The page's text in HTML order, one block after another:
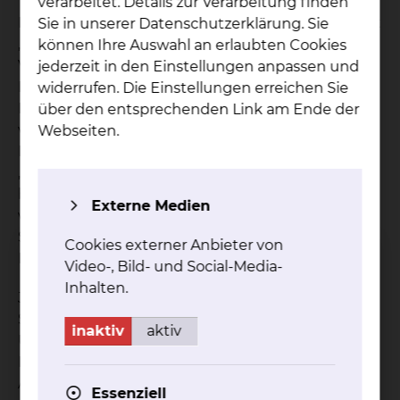
Der Bundesverband Frühgeborene e. V. überreicht
„Lewis“ an das skbs. Dr. med. Maria Hitzschke ist
Vorsitzende des Verbandes und überbringt die
Frühchenpuppe persönlich: „Der Bundesverband
Frühgeborene e. V. engagiert sich bundesweit auf
verschiedenen Ebenen. Die Arbeit mit den
‚Lewis‘ trägt dazu bei, dass Familien in dieser
werden“, erklärt sie. „Wir wollen damit einfach ein
Stück weit die Unsicherheit nehmen und die
Eltern stärken.“
Jede „Lewis“-Puppe ist ein Unikat: Rund 120
Stunden Handarbeit investiert die Künstlerin
Ursula Konhäuser in die Herstellung. Der hohe
Detailgrad macht die besondere Qualität aus: zur
Aufklärung, zur Schulung von Pflegekräften und
Sie in unserer Datenschutzerklärung. Sie
können Ihre Auswahl an erlaubten Cookies
jederzeit in den Einstellungen anpassen und
widerrufen. Die Einstellungen erreichen Sie
über den entsprechenden Link am Ende der
Webseiten.
Externe Medien
Cookies externer Anbieter von
Video-, Bild- und Social-Media-
Inhalten.
inaktiv aktiv
Essenziell